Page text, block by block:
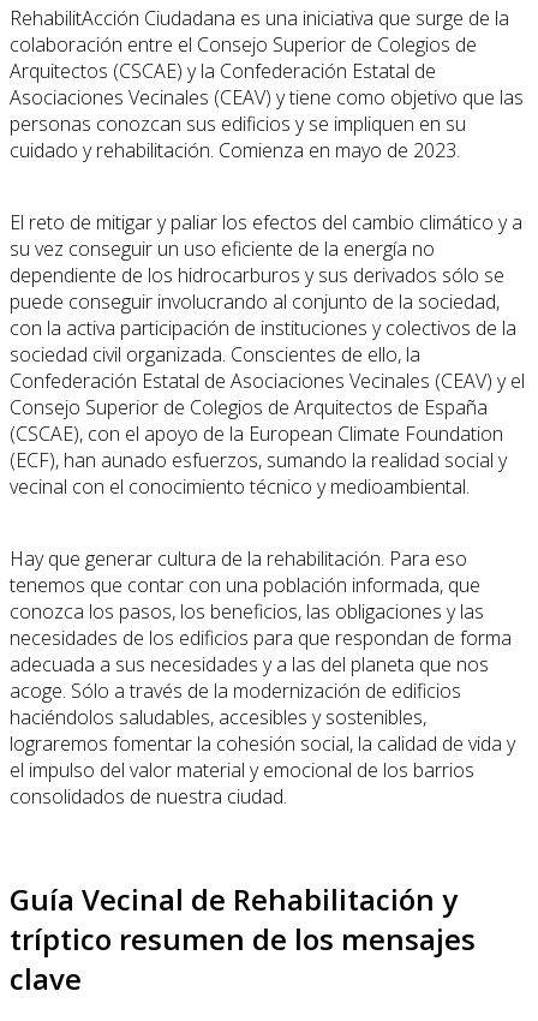
RehabilitAcción Ciudadana es una iniciativa que surge de la
colaboración entre el Consejo Superior de Colegios de
Arquitectos (CSCAE) y la Confederación Estatal de
Asociaciones Vecinales (CEAV) y tiene como objetivo que las
personas conozcan sus edificios y se impliquen en su
cuidado y rehabilitación. Comienza en mayo de 2023.
El reto de mitigar y paliar los efectos del cambio climático y a
su vez conseguir un uso eficiente de la energía no
dependiente de los hidrocarburos y sus derivados sólo se
puede conseguir involucrando al conjunto de la sociedad,
con la activa participación de instituciones y colectivos de la
sociedad civil organizada. Conscientes de ello, la
Confederación Estatal de Asociaciones Vecinales (CEAV) y el
Consejo Superior de Colegios de Arquitectos de España
(CSCAE), con el apoyo de la European Climate Foundation
(ECF), han aunado esfuerzos, sumando la realidad social y
vecinal con el conocimiento técnico y medioambiental.
Hay que generar cultura de la rehabilitación. Para eso
tenemos que contar con una población informada, que
conozca los pasos, los beneficios, las obligaciones y las
necesidades de los edificios para que respondan de forma
adecuada a sus necesidades y a las del planeta que nos
acoge. Sólo a través de la modernización de edificios
haciéndolos saludables, accesibles y sostenibles,
lograremos fomentar la cohesión social, la calidad de vida y
el impulso del valor material y emocional de los barrios
consolidados de nuestra ciudad.
Guía Vecinal de Rehabilitación y
tríptico resumen de los mensajes
clave